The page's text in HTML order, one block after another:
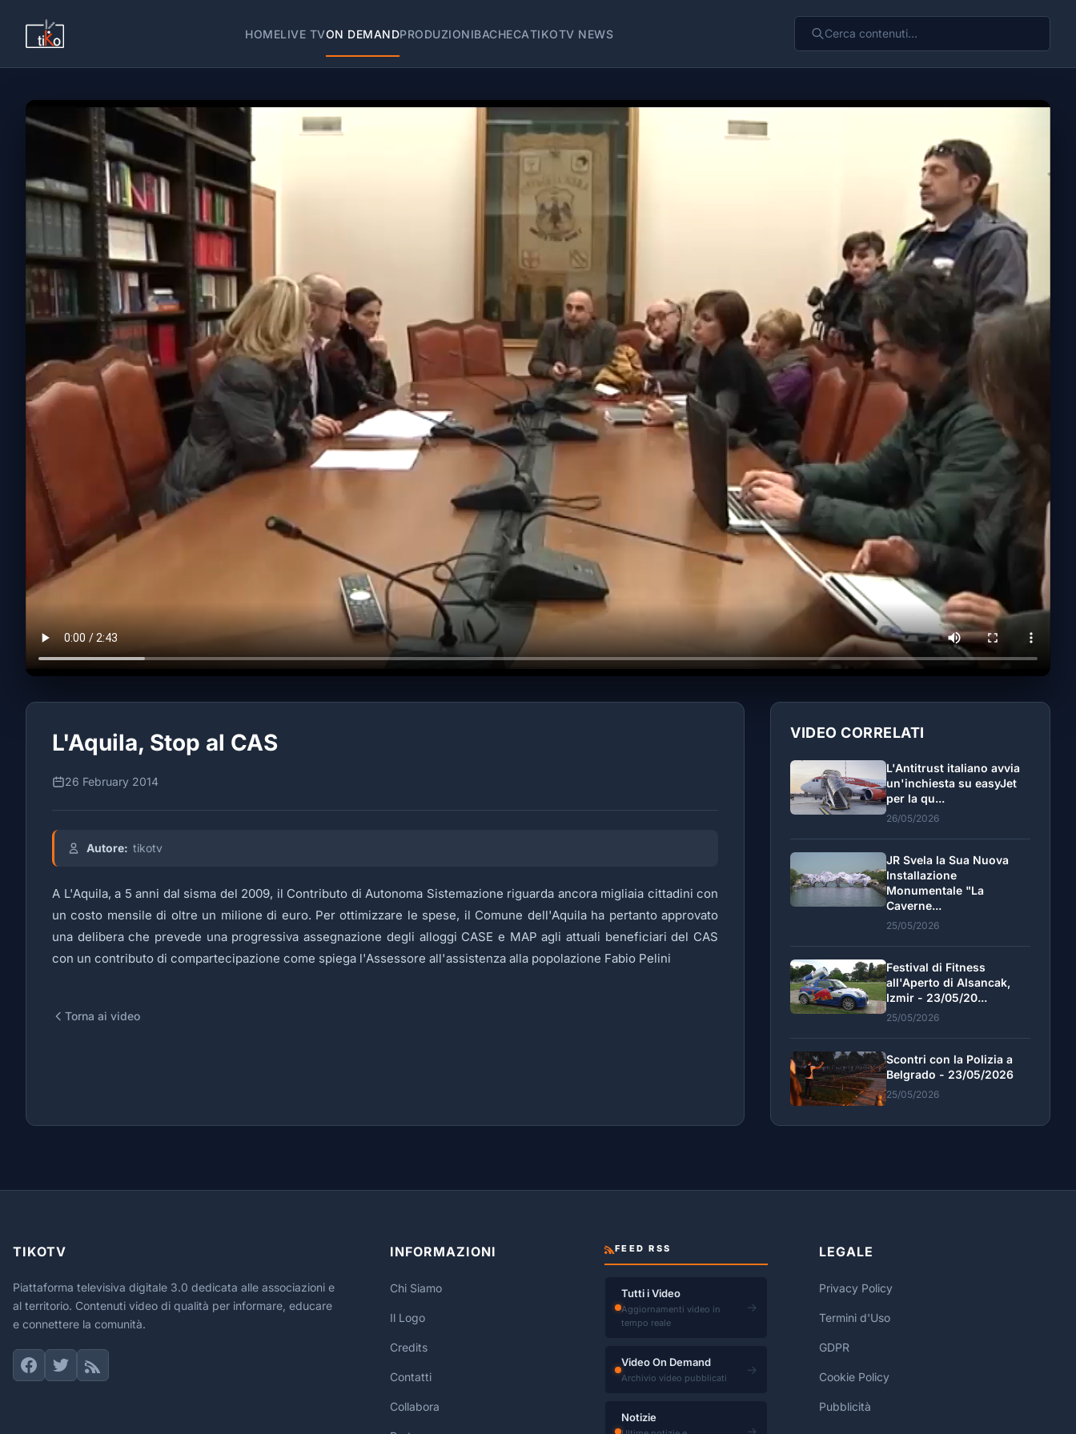
HOMELIVE TVON DEMANDPRODUZIONIBACHECATIKOTV NEWS
L'Aquila, Stop al CAS
26 February 2014
Autore: tikotv
A L'Aquila, a 5 anni dal sisma del 2009, il Contributo di Autonoma Sistemazione riguarda ancora migliaia cittadini con
un costo mensile di oltre un milione di euro. Per ottimizzare le spese, il Comune dell'Aquila ha pertanto approvato
una delibera che prevede una progressiva assegnazione degli alloggi CASE e MAP agli attuali beneficiari del CAS
con un contributo di compartecipazione come spiega l'Assessore all'assistenza alla popolazione Fabio Pelini
Torna ai video
VIDEO CORRELATI
L'Antitrust italiano avvia
un'inchiesta su easyJet
per la qu...
26/05/2026
JR Svela la Sua Nuova
Installazione
Monumentale "La
Caverne...
25/05/2026
Festival di Fitness
all'Aperto di Alsancak,
Izmir - 23/05/20...
25/05/2026
Scontri con la Polizia a
Belgrado - 23/05/2026
25/05/2026
TIKOTV
Piattaforma televisiva digitale 3.0 dedicata alle associazioni e
al territorio. Contenuti video di qualità per informare, educare
e connettere la comunità.
INFORMAZIONI
Chi Siamo
Il Logo
Credits
Contatti
Collabora
FEED RSS
Tutti i Video
Aggiornamenti video in
tempo reale
→
Video On Demand
Archivio video pubblicati
→
Notizie
LEGALE
Privacy Policy
Termini d'Uso
GDPR
Cookie Policy
Pubblicità